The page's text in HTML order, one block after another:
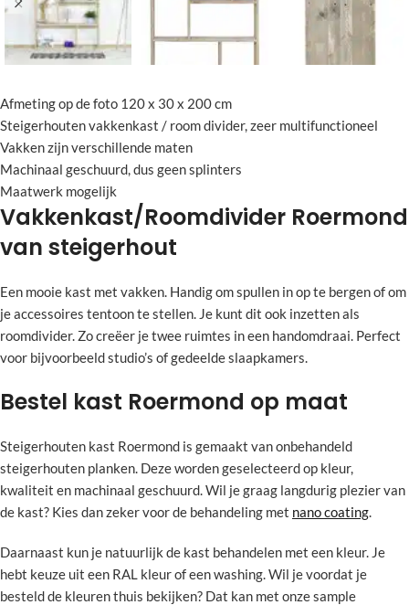
Afmeting op de foto 120 x 30 x 200 cm
Steigerhouten vakkenkast / room divider, zeer multifunctioneel
Vakken zijn verschillende maten
Machinaal geschuurd, dus geen splinters
Maatwerk mogelijk
Vakkenkast/Roomdivider Roermond
van steigerhout
Een mooie kast met vakken. Handig om spullen in op te bergen of om
je accessoires tentoon te stellen. Je kunt dit ook inzetten als
roomdivider. Zo creëer je twee ruimtes in een handomdraai. Perfect
voor bijvoorbeeld studio’s of gedeelde slaapkamers.
Bestel kast Roermond op maat
Steigerhouten kast Roermond is gemaakt van onbehandeld
steigerhouten planken. Deze worden geselecteerd op kleur,
kwaliteit en machinaal geschuurd. Wil je graag langdurig plezier van
de kast? Kies dan zeker voor de behandeling met nano coating.
Daarnaast kun je natuurlijk de kast behandelen met een kleur. Je
hebt keuze uit een RAL kleur of een washing. Wil je voordat je
besteld de kleuren thuis bekijken? Dat kan met onze sample